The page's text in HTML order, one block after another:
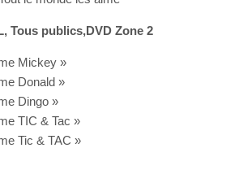
Tous publics,DVD Zone 2
Mickey »
Donald »
Dingo »
TIC & Tac »
Tic & TAC »